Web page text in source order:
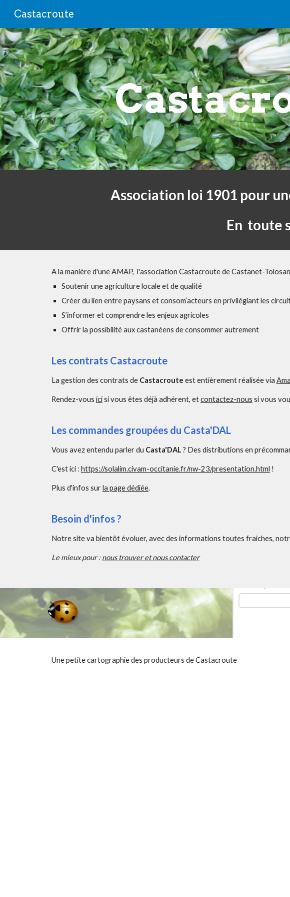
Castacroute
Association loi 1901 pour
En toute
Ala manière d'une AMAP, l'association Castacroute de Castanet-
Soutenir une agriculture locale et de qualité
Créer du lien entre paysans et consom’acteurs en privilégiant les
S’informer et comprendre les enjeux agricoles
Offrir la possibilité aux castanéens de consommer autrement
Les contrats Castacroute
La gestion des contrats de Castacroute est entièrement réalisée via
Rendez-vous icisi vous êtes déjà adhérent, etcontactez-nous si vous
Les commandes groupées du Casta'DAL
Vous avez entendu parler du Casta'DAL? Des distributions en
C'est ici : https://solalim.civam-occitanie.fr/nw-23/presentation.html !
Plus d'infos surla page dédiée.
Besoin d'infos ?
Notre site va bientôt évoluer, avec des informations toutes fraiches,
Le mieux pour :nous trouver et nous contacter
Une petite cartographie des producteurs de Castacroute